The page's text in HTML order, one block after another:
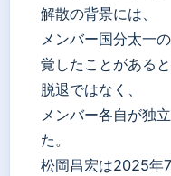
解散の背景には、
メンバー国分太一
覚したことがある
脱退ではなく、
メンバー各自が独
た。
松岡昌宏は2025年